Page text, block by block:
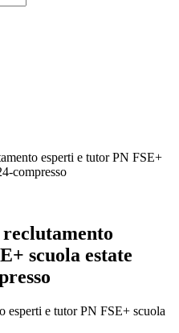
esperti e tutor PN FSE+
compresso
scuola estate
e tutor PN FSE+ scuola